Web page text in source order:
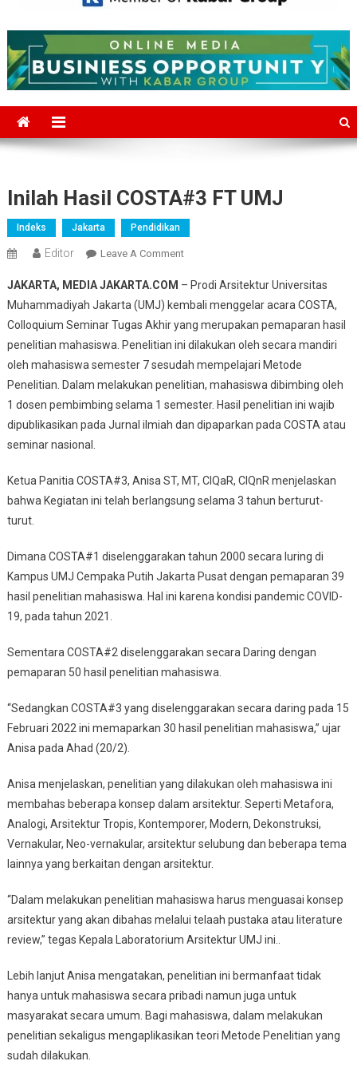
Mediajakarta.com
Inilah Hasil COSTA#3 FT UMJ
Indeks Jakarta Pendidikan
Editor Leave A CommentOn
Hasil
COSTA#3
FT
UMJ
JAKARTA, MEDIA JAKARTA.COM – Prodi Arsitektur Universitas
Muhammadiyah Jakarta (UMJ) kembali menggelar acara COSTA,
Colloquium Seminar Tugas Akhir yang merupakan pemaparan hasil
penelitian mahasiswa. Penelitian ini dilakukan oleh secara mandiri
oleh mahasiswa semester 7 sesudah mempelajari Metode
Penelitian. Dalam melakukan penelitian, mahasiswa dibimbing oleh
1 dosen pembimbing selama 1 semester. Hasil penelitian ini wajib
dipublikasikan pada Jurnal ilmiah dan dipaparkan pada COSTA atau
seminar nasional.
Ketua Panitia COSTA#3, Anisa ST, MT, CIQaR, CIQnR menjelaskan
bahwa Kegiatan ini telah berlangsung selama 3 tahun berturut-
turut.
Dimana COSTA#1 diselenggarakan tahun 2000 secara luring di
Kampus UMJ Cempaka Putih Jakarta Pusat dengan pemaparan 39
hasil penelitian mahasiswa. Hal ini karena kondisi pandemic COVID-
19, pada tahun 2021.
Sementara COSTA#2 diselenggarakan secara Daring dengan
pemaparan 50 hasil penelitian mahasiswa.
“Sedangkan COSTA#3 yang diselenggarakan secara daring pada 15
Februari 2022 ini memaparkan 30 hasil penelitian mahasiswa,” ujar
Anisa pada Ahad (20/2).
Anisa menjelaskan, penelitian yang dilakukan oleh mahasiswa ini
membahas beberapa konsep dalam arsitektur. Seperti Metafora,
Analogi, Arsitektur Tropis, Kontemporer, Modern, Dekonstruksi,
Vernakular, Neo-vernakular, arsitektur selubung dan beberapa tema
lainnya yang berkaitan dengan arsitektur.
“Dalam melakukan penelitian mahasiswa harus menguasai konsep
arsitektur yang akan dibahas melalui telaah pustaka atau literature
review,” tegas Kepala Laboratorium Arsitektur UMJ ini..
Lebih lanjut Anisa mengatakan, penelitian ini bermanfaat tidak
hanya untuk mahasiswa secara pribadi namun juga untuk
masyarakat secara umum. Bagi mahasiswa, dalam melakukan
penelitian sekaligus mengaplikasikan teori Metode Penelitian yang
sudah dilakukan.